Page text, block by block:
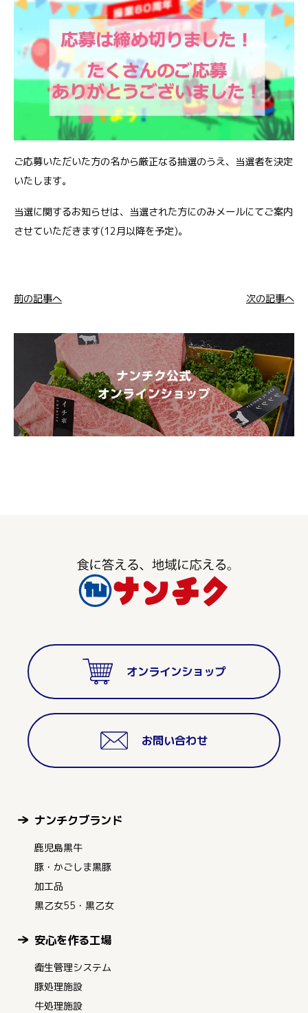
ご応募いただいた方の名から厳正なる抽選のうえ、当選者を決定
いたします。
当選に関するお知らせは、当選された方にのみメールにてご案内
させていただきます(12月以降を予定)。
前の記事へ 次の記事へ
オンラインショップ
お問い合わせ
ナンチクブランド
鹿児島黒牛
豚・かごしま黒豚
加工品
黒乙女55・黒乙女
安心を作る工場
衛生管理システム
豚処理施設
牛処理施設